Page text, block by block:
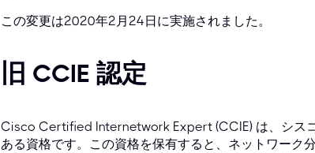
この変更は2020年2月24日に実施されました。
旧 CCIE 認定
Cisco Certified Internetwork Expert (CCIE) は、シス
ある資格です。この資格を保有すると、ネットワーク